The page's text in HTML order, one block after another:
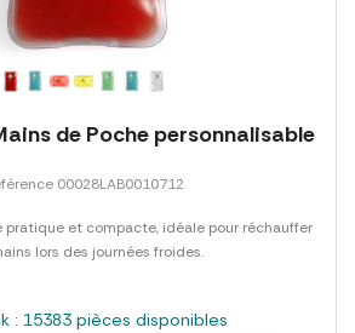
de Poche personnalisable
00028LAB0010712
et compacte, idéale pour réchauffer
lors des journées froides.
: 15383 pièces disponibles